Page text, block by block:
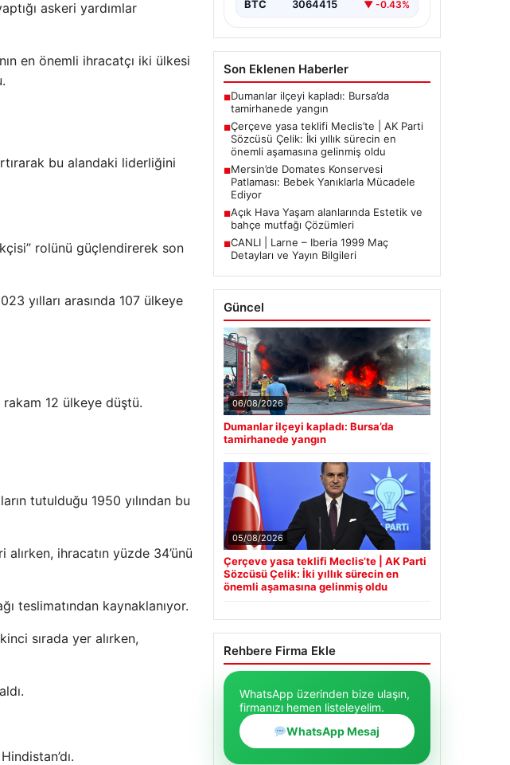
askeri yardımlar
en önemli ihracatçı iki ülkesi
bu alandaki liderliğini
rolünü güçlendirerek son
yılları arasında 107 ülkeye
12 ülkeye düştü.
tutulduğu 1950 yılından bu
ihracatın yüzde 34’ünü
teslimatından kaynaklanıyor.
sırada yer alırken,
BTC 3064415 ▼ -0.43%
Son Eklenen Haberler
■Dumanlar ilçeyi kapladı: Bursa’da
tamirhanede yangın
■Çerçeve yasa teklifi Meclis’te | AK Parti
Sözcüsü Çelik: İki yıllık sürecin en
önemli aşamasına gelinmiş oldu
■Mersin’de Domates Konservesi
Patlaması: Bebek Yanıklarla Mücadele
Ediyor
■Açık Hava Yaşam alanlarında Estetik ve
bahçe mutfağı Çözümleri
■CANLI | Larne – Iberia 1999 Maç
Detayları ve Yayın Bilgileri
Güncel
06/08/2026
Dumanlar ilçeyi kapladı: Bursa’da
tamirhanede yangın
05/08/2026
Çerçeve yasa teklifi Meclis’te | AK Parti
Sözcüsü Çelik: İki yıllık sürecin en
önemli aşamasına gelinmiş oldu
Rehbere Firma Ekle
WhatsApp üzerinden bize ulaşın,
firmanızı hemen listeleyelim.
WhatsApp Mesaj